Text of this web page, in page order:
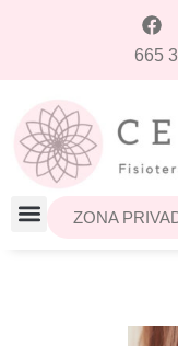
665
ZONA